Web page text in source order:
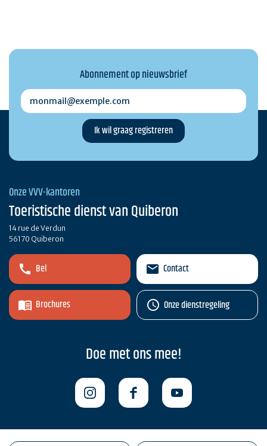
Abonnement op nieuwsbrief
monmail@exemple.com
Onze VVV-kantoren
Toeristische dienst van Quiberon
14 rue de Verdun
56170 Quiberon
Bel
Brochures
Contact
Onze dienstregeling
Doe met ons mee!